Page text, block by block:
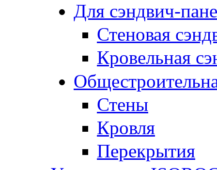
Для сэндвич-
Стеновая
Кровельная
Стены
Кровля
Перекрытия